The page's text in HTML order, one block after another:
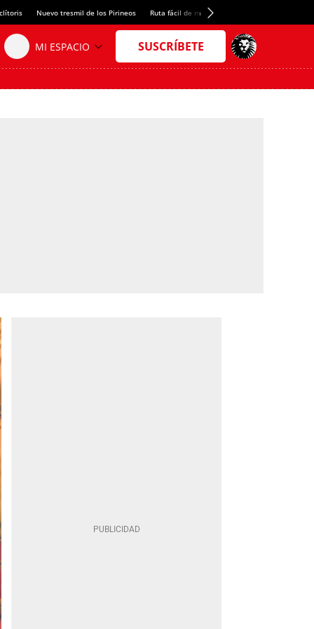
Nuevo tresmil de los Pirineos Ruta fácil de montaña